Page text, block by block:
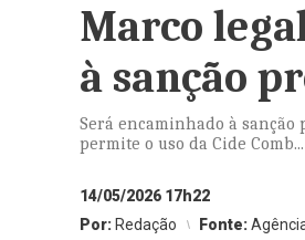
Marco
à sanção
Será encaminhado à
permite o uso da Cide Comb...
14/05/2026 17h22
Por: Redação Fonte: